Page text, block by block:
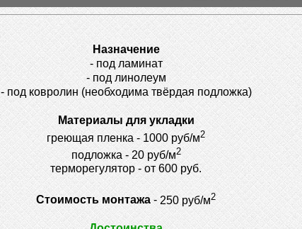
Назначение
- под ламинат
- под линолеум
- под ковролин (необходима твёрдая подложка)
Материалы для укладки
греющая пленка - 1000 руб/м2
подложка - 20 руб/м2
терморегулятор - от 600 руб.
Стоимость монтажа- 250 руб/м2